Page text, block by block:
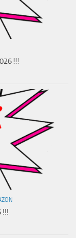
!!!
!!!